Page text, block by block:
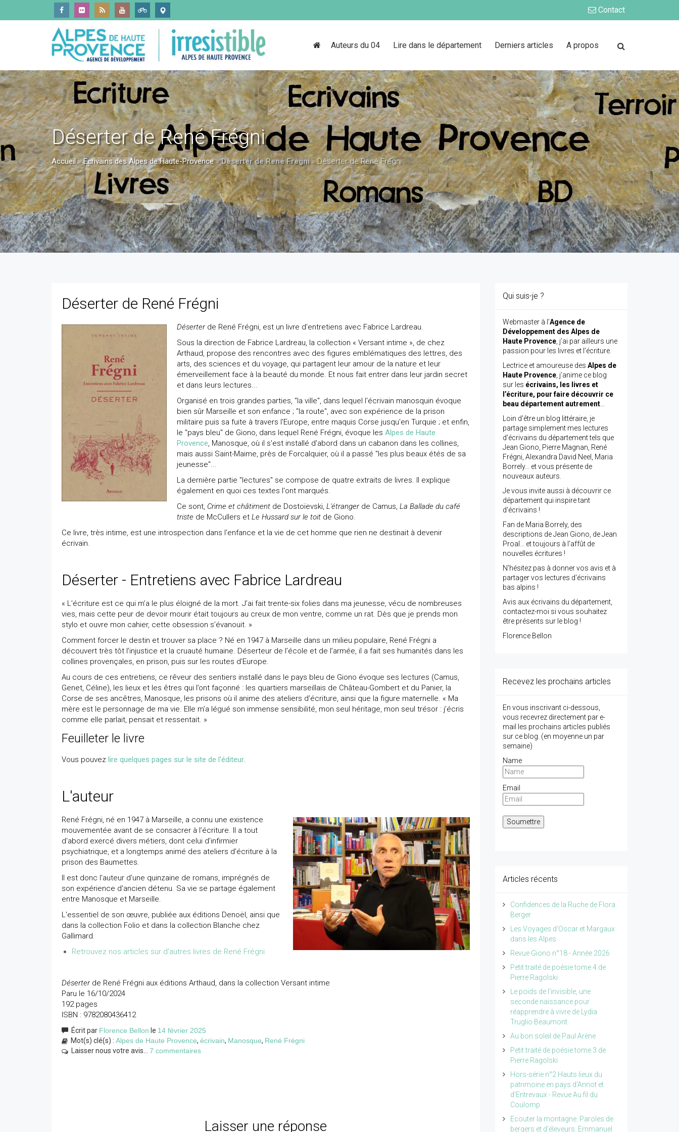
Contact
Auteurs du 04 Lire dans le département Derniers articles A propos
Déserter de René Frégni
Accueil»Ecrivains des Alpes de Haute-Provence»Déserter de René Frégni»Déserter de René Frégni
Déserter de René Frégni
Déserterde René Frégni, est un livre d'entretiens avec Fabrice Lardreau.
Sous la direction de Fabrice Lardreau, la collection « Versant intime », de chez
Arthaud, propose des rencontres avec des figures emblématiques des lettres, des
arts, des sciences et du voyage, qui partagent leur amour de la nature et leur
émerveillement face à la beauté du monde. Et nous fait entrer dans leur jardin secret
et dans leurs lectures...
Organisé en trois grandes parties, "la ville", dans lequel l'écrivain manosquin évoque
bien sûr Marseille et son enfance ; "la route", avec son expérience de la prison
militaire puis sa fuite à travers l'Europe, entre maquis Corse jusqu'en Turquie ; et enfin,
le "pays bleu" de Giono, dans lequel René Frégni, évoque les Alpes de Haute
Provence, Manosque, où il s'est installé d'abord dans un cabanon dans les collines,
mais aussi Saint-Maime, près de Forcalquier, où il a passé "les plus beaux étés de sa
jeunesse"...
La dernière partie "lectures" se compose de quatre extraits de livres. Il explique
également en quoi ces textes l'ont marqués.
Ce sont, Crime et châtiment de Dostoïevski, L'étrangerde Camus, La Ballade du café
triste de McCullers et Le Hussard sur le toit de Giono.
Ce livre, très intime, est une introspection dans l'enfance et la vie de cet homme que rien ne destinait à devenir
écrivain.
Déserter - Entretiens avec Fabrice Lardreau
« L’écriture est ce qui m’a le plus éloigné de la mort. J’ai fait trente-six folies dans ma jeunesse, vécu de nombreuses
vies, mais cette peur de devoir mourir était toujours au creux de mon ventre, comme un rat. Dès que je prends mon
stylo et ouvre mon cahier, cette obsession s’évanouit. »
Comment forcer le destin et trouver sa place ? Né en 1947 à Marseille dans un milieu populaire, René Frégni a
découvert très tôt l’injustice et la cruauté humaine. Déserteur de l’école et de l’armée, il a fait ses humanités dans les
collines provençales, en prison, puis sur les routes d’Europe.
Au cours de ces entretiens, ce rêveur des sentiers installé dans le pays bleu de Giono évoque ses lectures (Camus,
Genet, Céline), les lieux et les êtres qui l’ont façonné : les quartiers marseillais de Château-Gombert et du Panier, la
Corse de ses ancêtres, Manosque, les prisons où il anime des ateliers d’écriture, ainsi que la figure maternelle. « Ma
mère est le personnage de ma vie. Elle m’a légué son immense sensibilité, mon seul héritage, mon seul trésor : j’écris
comme elle parlait, pensait et ressentait. »
Feuilleter le livre
Vous pouvez lire quelques pages sur le site de l'éditeur.
L'auteur
René Frégni, né en 1947 à Marseille, a connu une existence
mouvementée avant de se consacrer à l’écriture. Il a tout
d'abord exercé divers métiers, dont celui d’infirmier
psychiatrique, et a longtemps animé des ateliers d’écriture à la
prison des Baumettes.
Il est donc l'auteur d'une quinzaine de romans, imprégnés de
son expérience d'ancien détenu. Sa vie se partage également
entre Manosque et Marseille.
L'essentiel de son œuvre, publiée aux éditions Denoël, ainsi que
dans la collection Folio et dans la collection Blanche chez
Gallimard.
Retrouvez nos articles sur d'autres livres de René Frégni
Déserterde René Frégni aux éditions Arthaud, dans la collection Versant intime
Paru le 16/10/2024
192 pages
ISBN : 9782080436412
Écrit par Florence Bellon le 14 février 2025
Mot(s) clé(s) : Alpes de Haute Provence, écrivain, Manosque, René Frégni
Laisser nous votre avis... 7 commentaires
Laisser une réponse
Qui suis-je ?
Webmaster à l’Agence de
Développement des Alpes de
Haute Provence, j’ai par ailleurs une
passion pour les livres et l’écriture.
Lectrice et amoureuse des Alpes de
Haute Provence, j’anime ce blog
sur les écrivains, les livres et
l’écriture, pour faire découvrir ce
beau département autrement…
Loin d'être un blog littéraire, je
partage simplement mes lectures
d'écrivains du département tels que
Jean Giono, Pierre Magnan, René
Frégni, Alexandra David Neel, Maria
Borrely... et vous présente de
nouveaux auteurs.
Je vous invite aussi à découvrir ce
département qui inspire tant
d'écrivains !
Fan de Maria Borrely, des
descriptions de Jean Giono, de Jean
Proal... et toujours à l'affût de
nouvelles écritures !
N'hésitez pas à donner vos avis et à
partager vos lectures d'écrivains
bas alpins !
Avis aux écrivains du département,
contactez-moi si vous souhaitez
être présents sur le blog !
Florence Bellon
Recevez les prochains articles
En vous inscrivant ci-dessous,
vous recevrez directement par e-
mail les prochains articles publiés
sur ce blog. (en moyenne un par
semaine)
Name
Email
Articles récents
Confidences de la Ruche de Flora
Berger
Les Voyages d'Oscar et Margaux
dans les Alpes
Revue Giono n°18 - Année 2026
Petit traité de poésie tome 4 de
Pierre Ragolski
Le poids de l'invisible, une
seconde naissance pour
réapprendre à vivre de Lydia
Truglio Beaumont
Au bon soleil de Paul Arène
Petit traité de poésie tome 3 de
Pierre Ragolski
Hors-série n°2 Hauts lieux du
patrimoine en pays d'Annot et
d'Entrevaux - Revue Au fil du
Coulomp
Ecouter la montagne. Paroles de
bergers et d'éleveurs. Emmanuel